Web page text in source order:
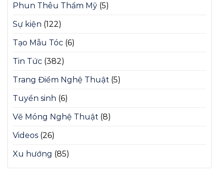
Phun Thêu Thẩm Mỹ (5)
Sự kiện (122)
Tạo Mẫu Tóc (6)
Tin Tức (382)
Trang Điểm Nghệ Thuật (5)
Tuyển sinh (6)
Vẽ Móng Nghệ Thuật (8)
Videos (26)
Xu hướng (85)